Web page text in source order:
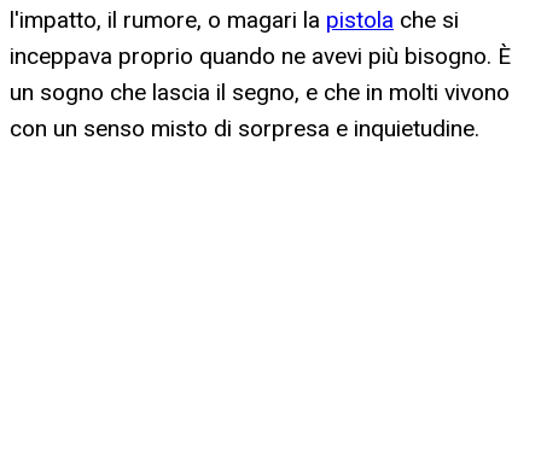
l'impatto, il rumore, o magari la pistola che si
inceppava proprio quando ne avevi più bisogno. È
un sogno che lascia il segno, e che in molti vivono
con un senso misto di sorpresa e inquietudine.